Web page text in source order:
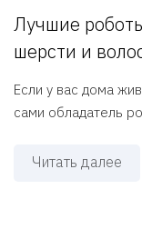
Лучшие
шерсти и
Если у вас дома
сами обладатель
Читать далее